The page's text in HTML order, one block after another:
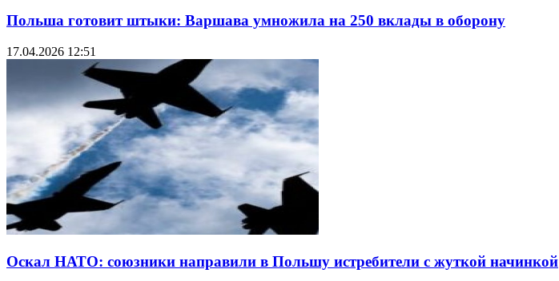
Польша готовит штыки: Варшава умножила на 250 вклады в оборону
17.04.2026 12:51
Оскал НАТО: союзники направили в Польшу истребители с жуткой начинкой